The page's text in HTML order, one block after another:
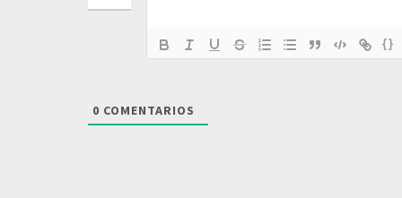
{}
0 COMENTARIOS